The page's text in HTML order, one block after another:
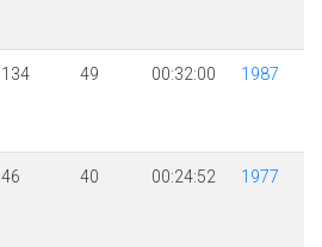
134 49 00:32:00 1987
46 40 00:24:52 1977